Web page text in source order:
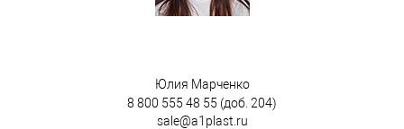
Юлия Марченко
8 800 555 48 55 (доб. 204)
sale@a1plast.ru